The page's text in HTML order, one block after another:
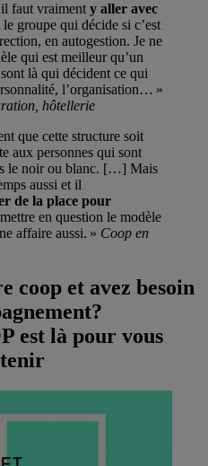
faut vraiment y aller avec
le groupe qui décide si c’est
en autogestion. Je ne
qui est meilleur qu’un
là qui décident ce qui
l’organisation… »
hôtellerie
que cette structure soit
aux personnes qui sont
le noir ou blanc. […] Mais
aussi et il
de la place pour
en question le modèle
affaire aussi. » Coop en
coop et avez besoin
est là pour vous